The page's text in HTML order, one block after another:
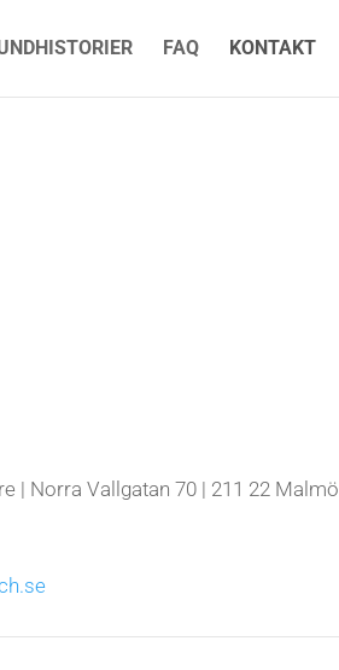
FAQ KONTAKT
| Norra Vallgatan 70 | 211 22 Malmö